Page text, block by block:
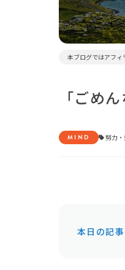
本ブログではアフィ
「ごめ
MIND 努力・
本日の記